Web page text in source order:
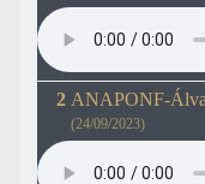
ANAPONF-
(24/09/2023)